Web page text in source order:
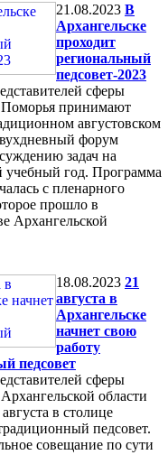
21.08.2023 В
Архангельске
проходит
региональный
педсовет-2023
сферы
Поморья принимают
августовском
форум
задач на
учебный год. Программа
с пленарного
прошло в
Архангельской
18.08.2023 21
августа в
Архангельске
начнет свою
работу
педсовет
сферы
области
в столице
педсовет.
совещание по сути